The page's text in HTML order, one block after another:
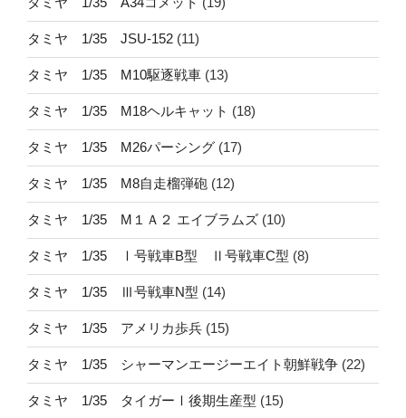
タミヤ 1/35 JSU-152 (11)
タミヤ 1/35 M10駆逐戦車 (13)
タミヤ 1/35 M18ヘルキャット (18)
タミヤ 1/35 M26パーシング (17)
タミヤ 1/35 M8自走榴弾砲 (12)
タミヤ 1/35 M１Ａ２ エイブラムズ (10)
タミヤ 1/35 Ⅰ号戦車B型 Ⅱ号戦車C型 (8)
タミヤ 1/35 Ⅲ号戦車N型 (14)
タミヤ 1/35 アメリカ歩兵 (15)
タミヤ 1/35 シャーマンエージーエイト朝鮮戦争 (22)
タミヤ 1/35 タイガーⅠ後期生産型 (15)